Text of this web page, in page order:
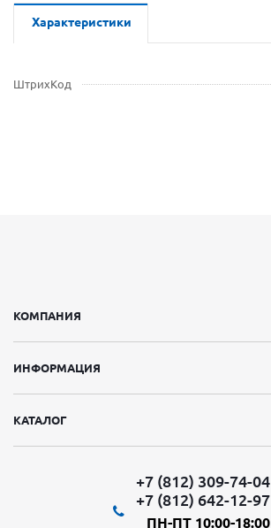
Характеристики
ШтрихКод
КОМПАНИЯ
ИНФОРМАЦИЯ
КАТАЛОГ
+7 (812) 309-74-04
+7 (812) 642-12-97
ПН-ПТ 10:00-18:00